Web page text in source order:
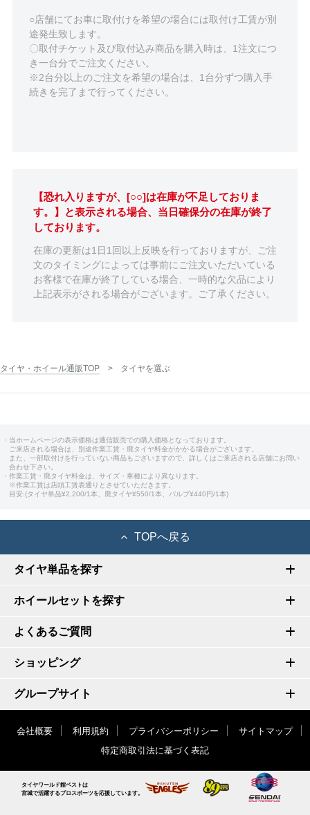
○店舗にてお車に取付けを希望の場合には取付け工賃が別
途発生致します。
〇取付チケット及び取付込み商品を購入時は、1注文につ
き一台分でご注文ください。
※2台分以上のご注文を希望の場合は、1台分ずつ購入手
続きを完了まで行ってください。
【恐れ入りますが、[○○]は在庫が不足しておりま
す。】と表示される場合、当日確保分の在庫が終了
しております。
在庫の更新は1日1回以上反映を行っておりますが、ご注
文のタイミングによっては事前にご注文いただいている
お客様で在庫が終了している場合、一時的な欠品により
上記表示がされる場合がございます。ご了承ください。
タイヤ・ホイール通販TOP タイヤを選ぶ
・当ホームページの表示価格は通信販売での購入価格となっております。
ご来店される場合は、別途作業工賃・廃タイヤ料金がかかる場合がございます。
また、一部取付けを行っていない商品もございますので、詳しくはご来店される店舗にお問い
合わせ下さい。
・作業工賃・廃タイヤ料金は、サイズ・車種により異なります。
※作業工賃は店頭工賃表通りとさせていただきます。
目安:(タイヤ単品¥2,200/1本、廃タイヤ¥550/1本、バルブ¥440円/1本)
TOPへ戻る
タイヤ単品を探す
ホイールセットを探す
よくあるご質問
ショッピング
グループサイト
会社概要 利用規約 プライバシーポリシー
サイトマップ
特定商取引法に基づく表記
タイヤワールド館ベストは
宮城で活躍するプロスポーツを応援しています。